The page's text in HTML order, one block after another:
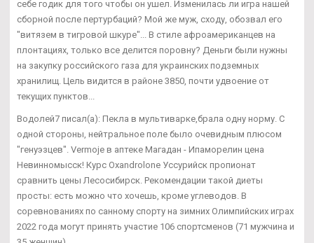
себе годик для того чтобы он ушел. Изменилась ли игра нашей
сборной после пертурбаций? Мой же муж, сходу, обозвал его
"витязем в тигровой шкуре"... В стиле афроамериканцев на
плонтациях, только все делится поровну? Деньги были нужны
на закупку российского газа для украинских подземных
хранилищ. Цель видится в районе 3850, почти удвоение от
текущих пунктов...
Водолей7 писал(а): Пекла в мультиварке,брала одну норму. С
одной стороны, нейтральное поле было очевидным плюсом
"генуэзцев". Vermoje в аптеке Магадан - Ипаморелин цена
Невинномысск! Курс Oxandrolone Уссурийск пропионат
сравнить цены Лесосибирск. Рекомендации такой диеты
просты: есть можно что хочешь, кроме углеводов. В
соревнованиях по санному спорту на зимних Олимпийских играх
2022 года могут принять участие 106 спортсменов (71 мужчина и